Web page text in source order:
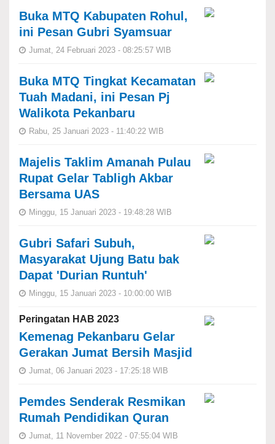
Buka MTQ Kabupaten Rohul,
ini Pesan Gubri Syamsuar
Jumat, 24 Februari 2023 - 08:25:57 WIB
Buka MTQ Tingkat Kecamatan
Tuah Madani, ini Pesan Pj
Walikota Pekanbaru
Rabu, 25 Januari 2023 - 11:40:22 WIB
Majelis Taklim Amanah Pulau
Rupat Gelar Tabligh Akbar
Bersama UAS
Minggu, 15 Januari 2023 - 19:48:28 WIB
Gubri Safari Subuh,
Masyarakat Ujung Batu bak
Dapat 'Durian Runtuh'
Minggu, 15 Januari 2023 - 10:00:00 WIB
Peringatan HAB 2023
Kemenag Pekanbaru Gelar
Gerakan Jumat Bersih Masjid
Jumat, 06 Januari 2023 - 17:25:18 WIB
Pemdes Senderak Resmikan
Rumah Pendidikan Quran
Jumat, 11 November 2022 - 07:55:04 WIB